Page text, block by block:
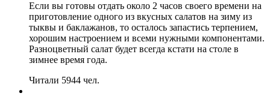
Если вы готовы отдать около 2 часов своего времени на
приготовление одного из вкусных салатов на зиму из
тыквы и баклажанов, то осталось запастись терпением,
хорошим настроением и всеми нужными компонентами.
Разноцветный салат будет всегда кстати на столе в
зимнее время года.
Читали 5944 чел.